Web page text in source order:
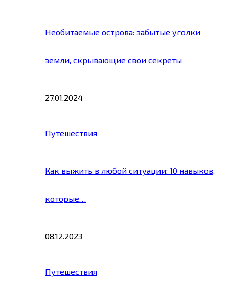
Необитаемые острова: забытые уголки
земли, скрывающие свои секреты
27.01.2024
Путешествия
Как выжить в любой ситуации: 10 навыков,
которые…
08.12.2023
Путешествия